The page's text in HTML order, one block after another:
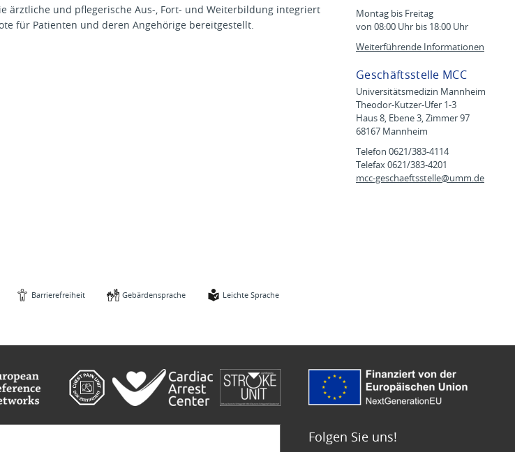
ärztliche und pflegerische Aus-, Fort- und Weiterbildung integriert
für Patienten und deren Angehörige bereitgestellt.
Montag bis Freitag
von 08:00 Uhr bis 18:00 Uhr
Weiterführende Informationen
Geschäftsstelle MCC
Universitätsmedizin Mannheim
Theodor-Kutzer-Ufer 1-3
Haus 8, Ebene 3, Zimmer 97
68167 Mannheim
Telefon 0621/383-4114
Telefax 0621/383-4201
mcc-geschaeftsstelle@umm.de
Barrierefreiheit Gebärdensprache Leichte Sprache
Folgen Sie uns!